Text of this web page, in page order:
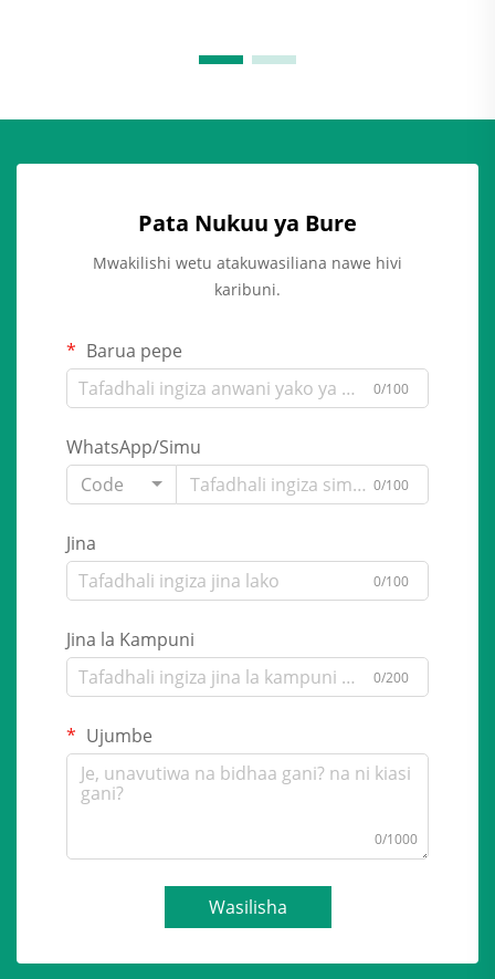
Pata Nukuu ya Bure
Mwakilishi wetu atakuwasiliana nawe hivi
karibuni.
Barua pepe
0/100
WhatsApp/Simu
Code
0/100
Jina
0/100
Jina la Kampuni
0/200
Ujumbe
0/1000
Wasilisha